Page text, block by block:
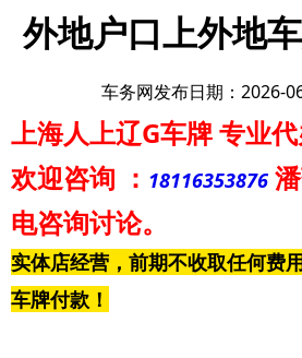
外地户口上外地
车务网发布日期：2026-
上海人上辽G车牌专业
欢迎咨询 ： 18116353876
电咨询讨论。
实体店经营，前期不收取任何费
车牌付款！